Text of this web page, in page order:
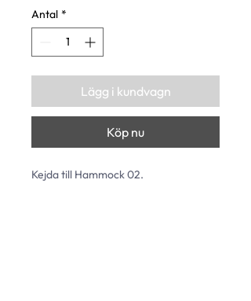
Antal *
Lägg i kundvagn
Köp nu
Kejda till Hammock 02.